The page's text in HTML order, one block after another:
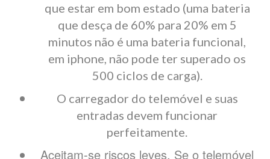
que estar em bom estado (uma bateria
que desça de 60% para 20% em 5
minutos não é uma bateria funcional,
em iphone, não pode ter superado os
500 ciclos de carga).
O carregador do telemóvel e suas
entradas devem funcionar
perfeitamente.
Aceitam-se riscos leves. Se o telemóvel